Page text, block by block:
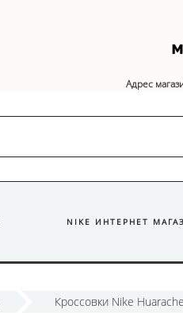
Адрес
NIKE ИНТЕРНЕТ
Кроссовки Nike